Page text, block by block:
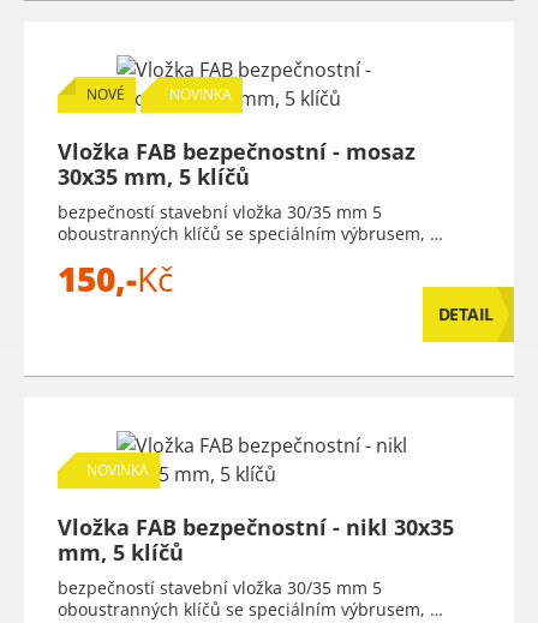
NOVÉ NOVINKA
Vložka FAB bezpečnostní - mosaz
30x35 mm, 5 klíčů
bezpečností stavební vložka 30/35 mm 5
oboustranných klíčů se speciálním výbrusem, …
150,-Kč
DETAIL
NOVINKA
Vložka FAB bezpečnostní - nikl 30x35
mm, 5 klíčů
bezpečností stavební vložka 30/35 mm 5
oboustranných klíčů se speciálním výbrusem, …